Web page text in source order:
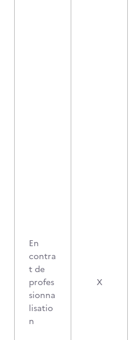
En
contra
t de
profes
sionna
lisatio
n
X